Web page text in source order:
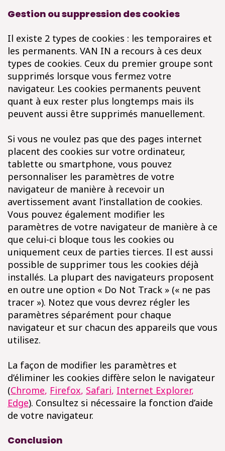
Gestion ou suppression des cookies
Il existe 2 types de cookies : les temporaires et
les permanents. VAN IN a recours à ces deux
types de cookies. Ceux du premier groupe sont
supprimés lorsque vous fermez votre
navigateur. Les cookies permanents peuvent
quant à eux rester plus longtemps mais ils
peuvent aussi être supprimés manuellement.
Si vous ne voulez pas que des pages internet
placent des cookies sur votre ordinateur,
tablette ou smartphone, vous pouvez
personnaliser les paramètres de votre
navigateur de manière à recevoir un
avertissement avant l’installation de cookies.
Vous pouvez également modifier les
paramètres de votre navigateur de manière à ce
que celui-ci bloque tous les cookies ou
uniquement ceux de parties tierces. Il est aussi
possible de supprimer tous les cookies déjà
installés. La plupart des navigateurs proposent
en outre une option « Do Not Track » (« ne pas
tracer »). Notez que vous devrez régler les
paramètres séparément pour chaque
navigateur et sur chacun des appareils que vous
utilisez.
La façon de modifier les paramètres et
d’éliminer les cookies diffère selon le navigateur
(Chrome, Firefox, Safari, Internet Explorer,
Edge). Consultez si nécessaire la fonction d’aide
de votre navigateur.
Conclusion